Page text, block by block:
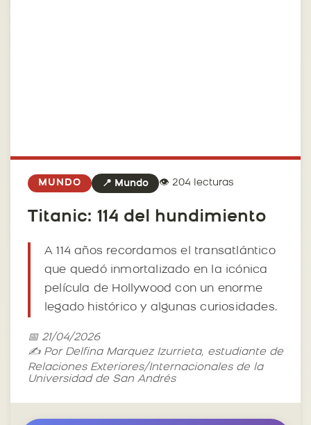
MUNDO 📍 Mundo 👁️ 204 lecturas
Titanic: 114 del hundimiento
A 114 años recordamos el transatlántico
que quedó inmortalizado en la icónica
película de Hollywood con un enorme
legado histórico y algunas curiosidades.
📅 21/04/2026
✍️ Por Delfina Marquez Izurrieta, estudiante de
Relaciones Exteriores/Internacionales de la
Universidad de San Andrés